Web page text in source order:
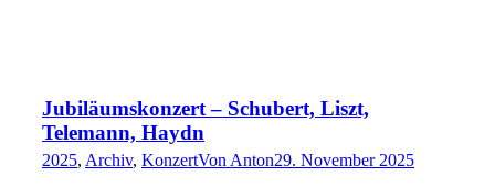
Jubiläumskonzert – Schubert, Liszt,
Telemann, Haydn
2025, Archiv, KonzertVon Anton29. November 2025